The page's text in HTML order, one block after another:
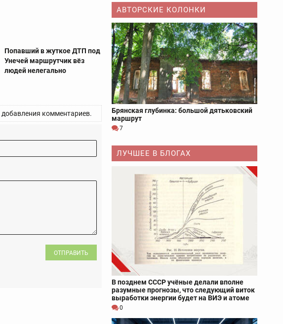
Попавший в жуткое ДТП под
Унечей маршрутчик вёз
людей нелегально
добавления комментариев.
ОТПРАВИТЬ
АВТОРСКИЕ КОЛОНКИ
Брянская глубинка: большой дятьковский
маршрут
7
ЛУЧШЕЕ В БЛОГАХ
В позднем СССР учёные делали вполне
разумные прогнозы, что следующий виток
выработки энергии будет на ВИЭ и атоме
0